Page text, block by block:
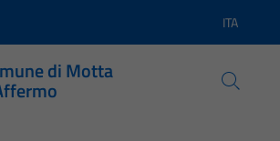
Lingua
ITA
di Motta